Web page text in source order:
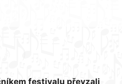
festivalu převzali